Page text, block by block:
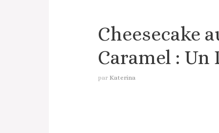
Cheesecake
Caramel : Un
par Katerina